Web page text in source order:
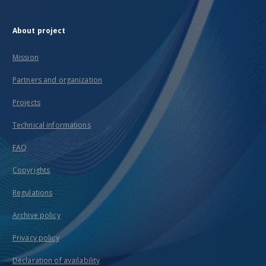
About project
Mission
Partners and organization
Projects
Technical informations
FAQ
Copyrights
Regulations
Archive policy
Privacy policy
Declaration of availability